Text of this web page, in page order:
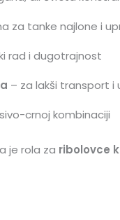
za tanke najlone i
rad i dugotrajnost
– za lakši transport i
crnoj kombinaciji
je rola za ribolovce